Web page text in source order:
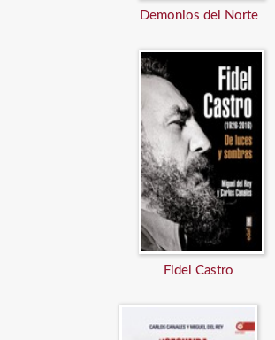
Demonios del Norte
Fidel Castro